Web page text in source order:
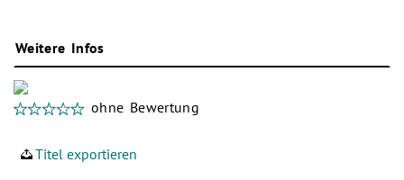
Weitere Infos
ohne Bewertung
Titel exportieren